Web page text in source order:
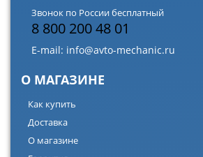
Звонок по России бесплатный
8 800 200 48 01
E-mail: info@avto-mechanic.ru
О МАГАЗИНЕ
Как купить
Доставка
О магазине